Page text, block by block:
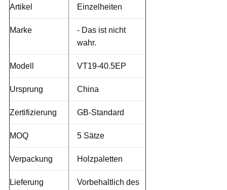
Artikel Einzelheiten
Marke
- Das ist nicht
wahr.
Modell VT19-40.5EP
Ursprung China
Zertifizierung GB-Standard
MOQ 5 Sätze
Verpackung Holzpaletten
Lieferung
Vorbehaltlich des